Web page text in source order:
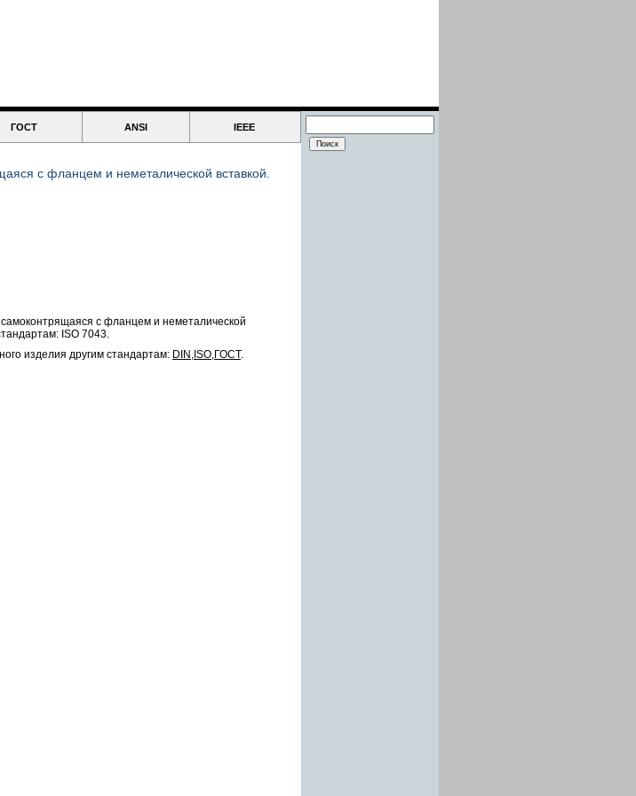
ГОСТ ANSI IEEE
с фланцем и неметалической вставкой.
с фланцем и неметалической
ISO 7043.
изделия другим стандартам: DIN , ISO,ГОСТ.